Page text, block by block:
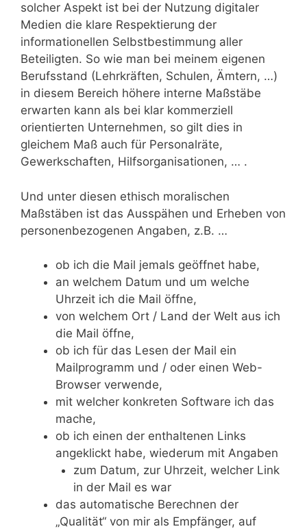
solcher Aspekt ist bei der Nutzung digitaler
Medien die klare Respektierung der
informationellen Selbstbestimmung aller
Beteiligten. So wie man bei meinem eigenen
Berufsstand (Lehrkräften, Schulen, Ämtern, …)
in diesem Bereich höhere interne Maßstäbe
erwarten kann als bei klar kommerziell
orientierten Unternehmen, so gilt dies in
gleichem Maß auch für Personalräte,
Gewerkschaften, Hilfsorganisationen, … .
Und unter diesen ethisch moralischen
Maßstäben ist das Ausspähen und Erheben von
personenbezogenen Angaben, z.B. …
ob ich die Mail jemals geöffnet habe,
an welchem Datum und um welche
Uhrzeit ich die Mail öffne,
von welchem Ort / Land der Welt aus ich
die Mail öffne,
ob ich für das Lesen der Mail ein
Mailprogramm und / oder einen Web-
Browser verwende,
mit welcher konkreten Software ich das
mache,
ob ich einen der enthaltenen Links
angeklickt habe, wiederum mit Angaben
zum Datum, zur Uhrzeit, welcher Link
in der Mail es war
das automatische Berechnen der
„Qualität“ von mir als Empfänger, auf